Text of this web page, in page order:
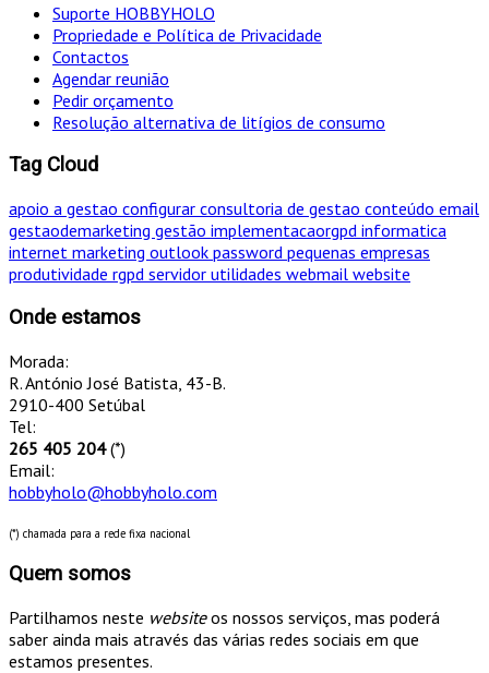
Suporte HOBBYHOLO
Propriedade e Política de Privacidade
Contactos
Agendar reunião
Pedir orçamento
Resolução alternativa de litígios de consumo
Tag Cloud
apoio a gestao configurar consultoria de gestao conteúdo email
gestaodemarketing gestão implementacaorgpd informatica
internet marketing outlook password pequenas empresas
produtividade rgpd servidor utilidades webmail website
Onde estamos
Morada:
R. António José Batista, 43-B.
2910-400 Setúbal
Tel:
265 405 204(*)
Email:
hobbyholo@hobbyholo.com
(*) chamada para a rede fixa nacional
Quem somos
Partilhamos neste websiteos nossos serviços, mas poderá
saber ainda mais através das várias redes sociais em que
estamos presentes.